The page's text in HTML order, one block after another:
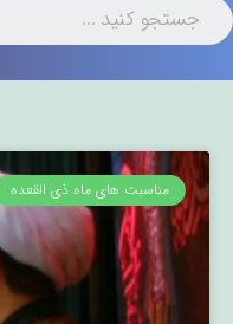
مناسبت های ماه ذی القعده